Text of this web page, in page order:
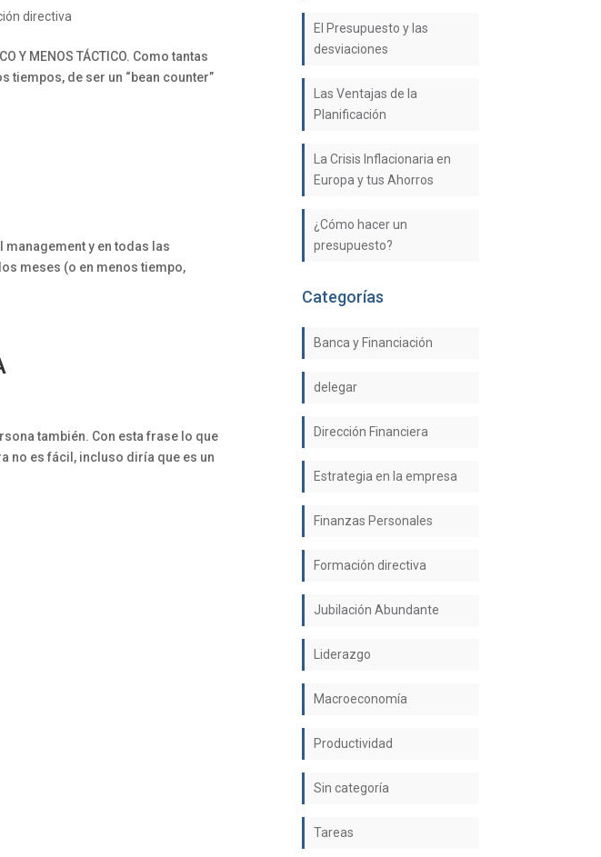
directiva
Y MENOS TÁCTICO. Como tantas
de ser un “bean counter”
management y en todas las
meses (o en menos tiempo,
también. Con esta frase lo que
no es fácil, incluso diría que es un
El Presupuesto y las
desviaciones
Las Ventajas de la
Planificación
La Crisis Inflacionaria en
Europa y tus Ahorros
¿Cómo hacer un
presupuesto?
Categorías
Banca y Financiación
delegar
Dirección Financiera
Estrategia en la empresa
Finanzas Personales
Formación directiva
Jubilación Abundante
Liderazgo
Macroeconomía
Productividad
Sin categoría
Tareas